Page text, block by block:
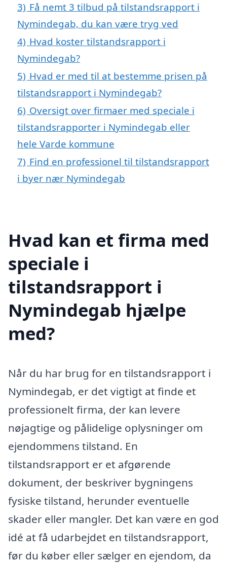
3) Få nemt 3 tilbud på tilstandsrapport i
Nymindegab, du kan være tryg ved
4) Hvad koster tilstandsrapport i
Nymindegab?
5) Hvad er med til at bestemme prisen på
tilstandsrapport i Nymindegab?
6) Oversigt over firmaer med speciale i
tilstandsrapporter i Nymindegab eller
hele Varde kommune
7) Find en professionel til tilstandsrapport
i byer nær Nymindegab
Hvad kan et firma med
speciale i
tilstandsrapport i
Nymindegab hjælpe
med?
Når du har brug for en tilstandsrapport i
Nymindegab, er det vigtigt at finde et
professionelt firma, der kan levere
nøjagtige og pålidelige oplysninger om
ejendommens tilstand. En
tilstandsrapport er et afgørende
dokument, der beskriver bygningens
fysiske tilstand, herunder eventuelle
skader eller mangler. Det kan være en god
idé at få udarbejdet en tilstandsrapport,
før du køber eller sælger en ejendom, da